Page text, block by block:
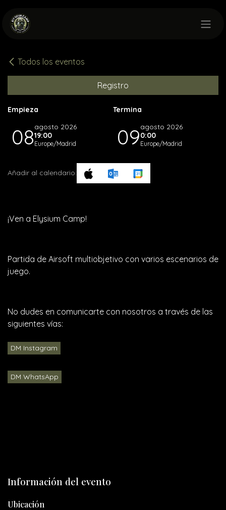
Todos los eventos
Registro
Empieza
08agosto 2026
19:00
Europe/Madrid
Termina
09agosto 2026
0:00
Europe/Madrid
Añadir al calendario:
¡Ven a Elysium Camp!
Partida de Airsoft multiobjetivo con varios escenarios de
juego.
No dudes en comunicarte con nosotros a través de las
siguientes vías:
DM Instagram
DM WhatsApp
Información del evento
Ubicación